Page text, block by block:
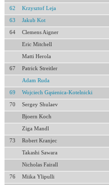
62 Krzysztof Leja
63 Jakub Kot
64 Clemens Aigner
Eric Mitchell
Matti Herola
67 Patrick Streitler
Adam Ruda
69 Wojciech Gąsienica-Kotelnicki
70 Sergey Shulaev
Bjoern Koch
Ziga Mandl
73 Robert Kranjec
Takashi Sawara
Nicholas Fairall
76 Miika Ylipulli